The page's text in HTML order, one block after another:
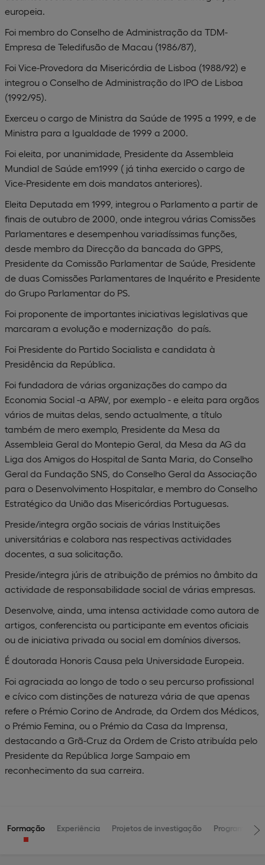
europeia.
Foi membro do Conselho de Administração da TDM-
Empresa de Teledifusão de Macau (1986/87),
Foi Vice-Provedora da Misericórdia de Lisboa (1988/92) e
integrou o Conselho de Administração do IPO de Lisboa
(1992/95).
Exerceu o cargo de Ministra da Saúde de 1995 a 1999, e de
Ministra para a Igualdade de 1999 a 2000.
Foi eleita, por unanimidade, Presidente da Assembleia
Mundial de Saúde em1999 ( já tinha exercido o cargo de
Vice-Presidente em dois mandatos anteriores).
Eleita Deputada em 1999, integrou o Parlamento a partir de
finais de outubro de 2000, onde integrou várias Comissões
Parlamentares e desempenhou variadíssimas funções,
desde membro da Direcção da bancada do GPPS,
Presidente da Comissão Parlamentar de Saúde, Presidente
de duas Comissões Parlamentares de Inquérito e Presidente
do Grupo Parlamentar do PS.
Foi proponente de importantes iniciativas legislativas que
marcaram a evolução e modernização do país.
Foi Presidente do Partido Socialista e candidata à
Presidência da República.
Foi fundadora de várias organizações do campo da
Economia Social -a APAV, por exemplo - e eleita para orgãos
vários de muitas delas, sendo actualmente, a título
também de mero exemplo, Presidente da Mesa da
Assembleia Geral do Montepio Geral, da Mesa da AG da
Liga dos Amigos do Hospital de Santa Maria, do Conselho
Geral da Fundação SNS, do Conselho Geral da Associação
para o Desenvolvimento Hospitalar, e membro do Conselho
Estratégico da União das Misericórdias Portuguesas.
Preside/integra orgão sociais de várias Instituições
universitárias e colabora nas respectivas actividades
docentes, a sua solicitação.
Preside/integra júris de atribuição de prémios no âmbito da
actividade de responsabilidade social de várias empresas.
Desenvolve, ainda, uma intensa actividade como autora de
artigos, conferencista ou participante em eventos oficiais
ou de iniciativa privada ou social em domínios diversos.
É doutorada Honoris Causa pela Universidade Europeia.
Foi agraciada ao longo de todo o seu percurso profissional
e cívico com distinções de natureza vária de que apenas
refere o Prémio Corino de Andrade, da Ordem dos Médicos,
o Prémio Femina, ou o Prémio da Casa da Imprensa,
destacando a Grã-Cruz da Ordem de Cristo atribuída pelo
Presidente da República Jorge Sampaio em
reconhecimento da sua carreira.
Formação Experiência Projetos de investigação Programas